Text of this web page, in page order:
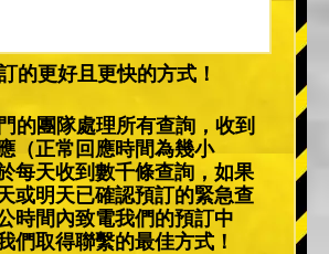
的更好且更快的方式！
的團隊處理所有查詢，收到
（正常回應時間為幾小
每天收到數千條查詢，如果
或明天已確認預訂的緊急查
時間內致電我們的預訂中
們取得聯繫的最佳方式！